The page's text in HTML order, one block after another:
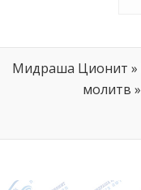
Мидраша Ционит »
молитв »